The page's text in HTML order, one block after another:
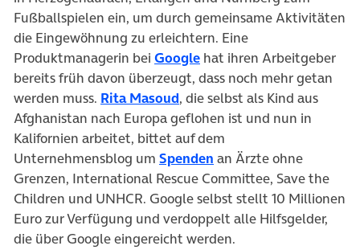
Fußballspielen ein, um durch gemeinsame Aktivitäten
die Eingewöhnung zu erleichtern. Eine
Produktmanagerin bei Google hat ihren Arbeitgeber
bereits früh davon überzeugt, dass noch mehr getan
werden muss. Rita Masoud, die selbst als Kind aus
Afghanistan nach Europa geflohen ist und nun in
Kalifornien arbeitet, bittet auf dem
Unternehmensblog um Spenden an Ärzte ohne
Grenzen, International Rescue Committee, Save the
Children und UNHCR. Google selbst stellt 10 Millionen
Euro zur Verfügung und verdoppelt alle Hilfsgelder,
die über Google eingereicht werden.